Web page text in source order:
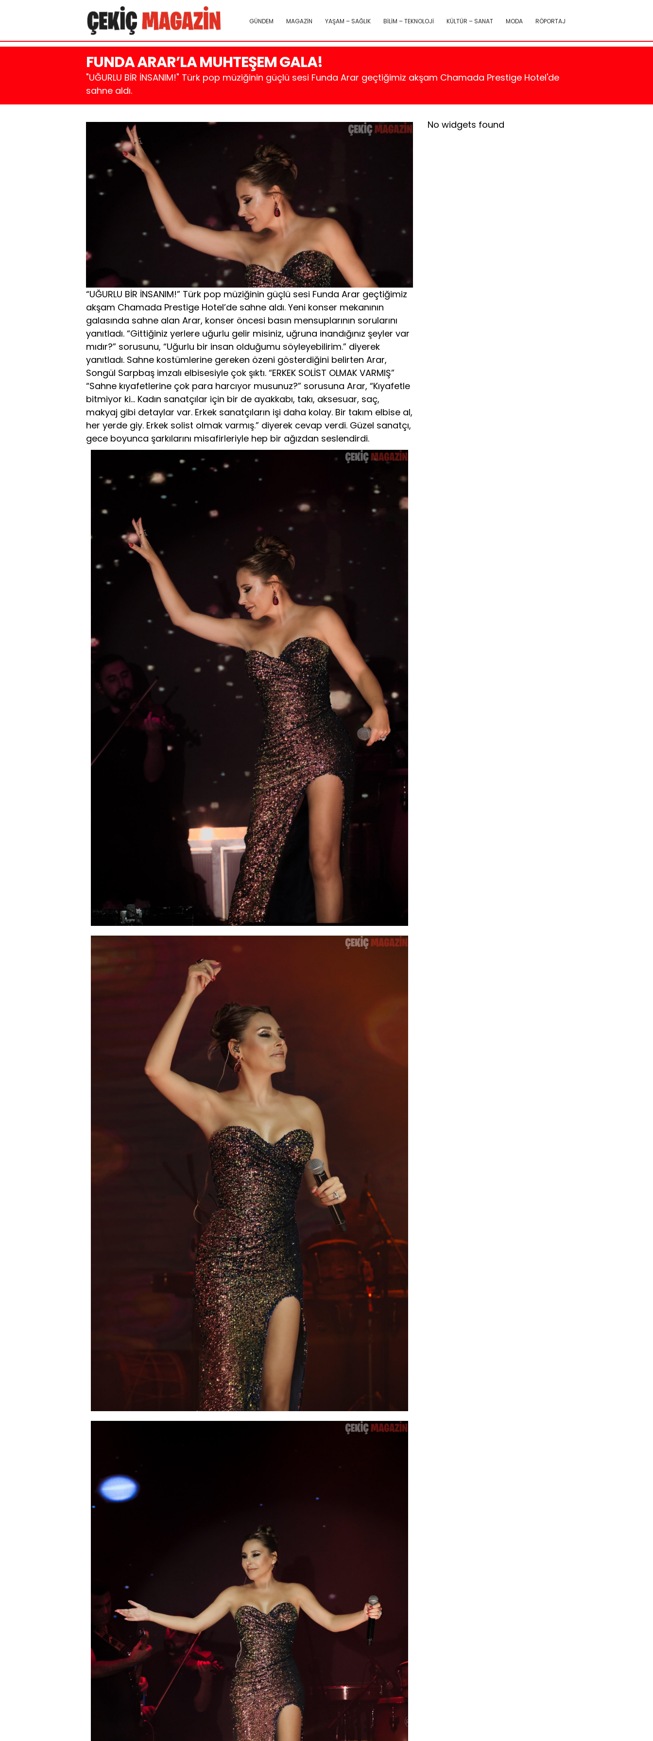
GÜNDEM MAGAZİN YAŞAM – SAĞLIK BİLİM – TEKNOLOJİ KÜLTÜR – SANAT MODA RÖPORTAJ
FUNDA ARAR’LA MUHTEŞEM GALA!
"UĞURLU BİR İNSANIM!" Türk pop müziğinin güçlü sesi Funda Arar geçtiğimiz akşam Chamada Prestige Hotel'de
sahne aldı.
“UĞURLU BİR İNSANIM!” Türk pop müziğinin güçlü sesi Funda Arar geçtiğimiz
akşam Chamada Prestige Hotel’de sahne aldı. Yeni konser mekanının
galasında sahne alan Arar, konser öncesi basın mensuplarının sorularını
yanıtladı. “Gittiğiniz yerlere uğurlu gelir misiniz, uğruna inandığınız şeyler var
mıdır?” sorusunu, “Uğurlu bir insan olduğumu söyleyebilirim.” diyerek
yanıtladı. Sahne kostümlerine gereken özeni gösterdiğini belirten Arar,
Songül Sarpbaş imzalı elbisesiyle çok şıktı. “ERKEK SOLİST OLMAK VARMIŞ”
“Sahne kıyafetlerine çok para harcıyor musunuz?” sorusuna Arar, “Kıyafetle
bitmiyor ki… Kadın sanatçılar için bir de ayakkabı, takı, aksesuar, saç,
makyaj gibi detaylar var. Erkek sanatçıların işi daha kolay. Bir takım elbise al,
her yerde giy. Erkek solist olmak varmış.” diyerek cevap verdi. Güzel sanatçı,
gece boyunca şarkılarını misafirleriyle hep bir ağızdan seslendirdi.
No widgets found